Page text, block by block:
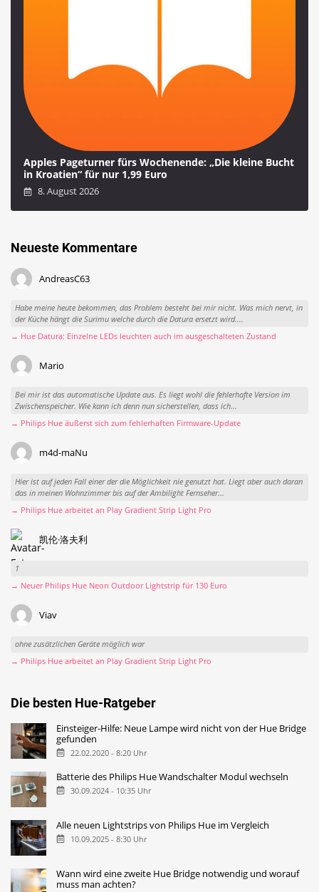
Apples Pageturner fürs Wochenende: „Die kleine Bucht
in Kroatien“ für nur 1,99 Euro
8. August 2026
Neueste Kommentare
AndreasC63
Habe meine heute bekommen, das Problem besteht bei mir nicht. Was mich nervt, in
der Küche hängt die Surimu welche durch die Datura ersetzt wird....
→ Hue Datura: Einzelne LEDs leuchten auch im ausgeschalteten Zustand
Mario
Bei mir ist das automatische Update aus. Es liegt wohl die fehlerhafte Version im
Zwischenspeicher. Wie kann ich denn nun sicherstellen, dass ich...
→ Philips Hue äußerst sich zum fehlerhaften Firmware-Update
m4d-maNu
Hier ist auf jeden Fall einer der die Möglichkeit nie genutzt hat. Liegt aber auch daran
das in meinen Wohnzimmer bis auf der Ambilight Fernseher...
→ Philips Hue arbeitet an Play Gradient Strip Light Pro
凯伦·洛夫利
1
→ Neuer Philips Hue Neon Outdoor Lightstrip für 130 Euro
Viav
ohne zusätzlichen Geräte möglich war
→ Philips Hue arbeitet an Play Gradient Strip Light Pro
Die besten Hue-Ratgeber
Einsteiger-Hilfe: Neue Lampe wird nicht von der Hue Bridge
gefunden
22.02.2020 - 8:20 Uhr
Batterie des Philips Hue Wandschalter Modul wechseln
30.09.2024 - 10:35 Uhr
Alle neuen Lightstrips von Philips Hue im Vergleich
10.09.2025 - 8:30 Uhr
Wann wird eine zweite Hue Bridge notwendig und worauf
muss man achten?